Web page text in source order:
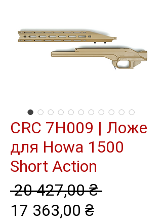
CRC 7H009 | Ложе
для Howa 1500
Short Action
20 427,00 ₴
17 363,00 ₴За